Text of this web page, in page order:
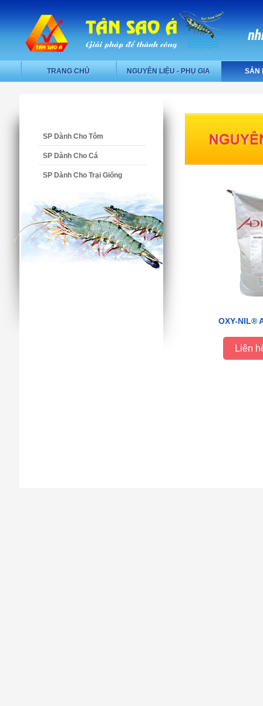
TRANG CHỦ NGUYÊN LIỆU - PHỤ GIA SẢN
SP Dành Cho Tôm
SP Dành Cho Cá
SP Dành Cho Trại Giống
OXY-NIL®
Liên